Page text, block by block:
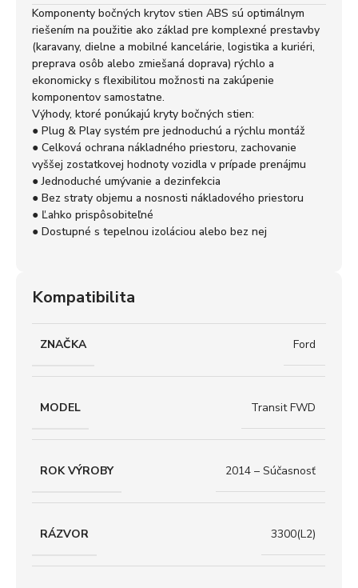
Komponenty bočných krytov stien ABS sú optimálnym
riešením na použitie ako základ pre komplexné prestavby
(karavany, dielne a mobilné kancelárie, logistika a kuriéri,
preprava osôb alebo zmiešaná doprava) rýchlo a
ekonomicky s flexibilitou možnosti na zakúpenie
komponentov samostatne.
Výhody, ktoré ponúkajú kryty bočných stien:
● Plug & Play systém pre jednoduchú a rýchlu montáž
● Celková ochrana nákladného priestoru, zachovanie
vyššej zostatkovej hodnoty vozidla v prípade prenájmu
● Jednoduché umývanie a dezinfekcia
● Bez straty objemu a nosnosti nákladového priestoru
● Ľahko prispôsobiteľné
● Dostupné s tepelnou izoláciou alebo bez nej
Kompatibilita
ZNAČKA Ford
MODEL Transit FWD
ROK VÝROBY 2014 – Súčasnosť
RÁZVOR 3300(L2)